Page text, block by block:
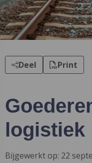
Deel Print
logistiek
Bijgewerkt op: 22